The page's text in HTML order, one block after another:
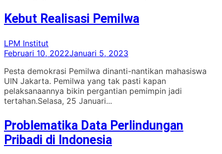
Kebut Realisasi Pemilwa
LPM Institut
Februari 10, 2022Januari 5, 2023
Pesta demokrasi Pemilwa dinanti-nantikan mahasiswa
UIN Jakarta. Pemilwa yang tak pasti kapan
pelaksanaannya bikin pergantian pemimpin jadi
tertahan.Selasa, 25 Januari...
Problematika Data Perlindungan
Pribadi di Indonesia